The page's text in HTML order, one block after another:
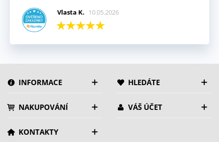
Vlasta K. 10.05.2026
INFORMACE HLEDÁTE
NAKUPOVÁNÍ VÁŠ ÚČET
KONTAKTY